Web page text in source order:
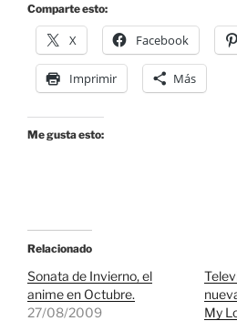
Comparte esto:
X Facebook
Imprimir Más
Me gusta esto:
Relacionado
Sonata de Invierno, el
anime en Octubre.
27/08/2009
My